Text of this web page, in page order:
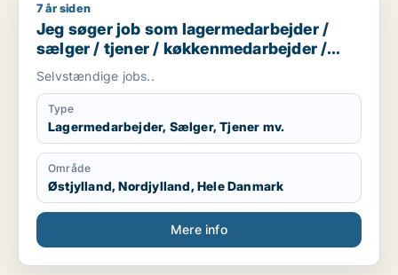
Jeg søger job som lagermedarbejder / sælger / tjener /
7 år siden
Jeg søger job som lagermedarbejder /
sælger / tjener / køkkenmedarbejder /
butiksmedarbejder
Selvstændige jobs..
Type
Lagermedarbejder, Sælger, Tjener mv.
Område
Østjylland, Nordjylland, Hele Danmark
Mere info